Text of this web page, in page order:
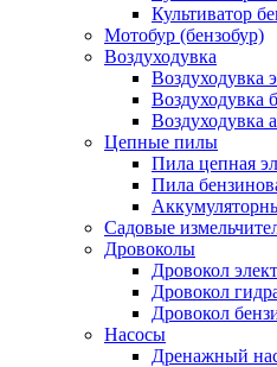
Культиватор
Мотобур (бензобур)
Воздуходувка
Воздуходувка
Воздуходувка
Воздуходувка
Цепные пилы
Пила цепная
Пила
Садовые
Дровоколы
Дровокол
Дровокол
Дровокол
Насосы
Дренажный